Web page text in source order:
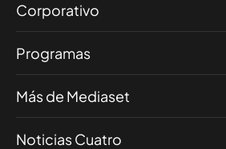
Corporativo
Programas
Más de Mediaset
Noticias Cuatro